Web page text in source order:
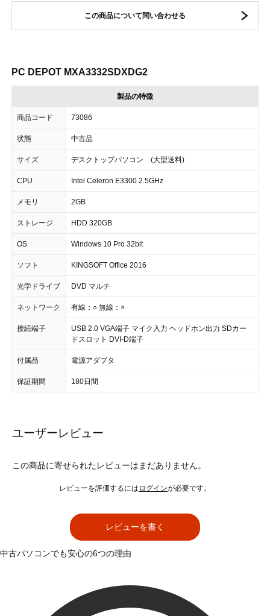
この商品について問い合わせる
PC DEPOT MXA3332SDXDG2
製品の特徴
商品コード 73086
状態 中古品
サイズ デスクトップパソコン (大型送料)
CPU Intel Celeron E3300 2.5GHz
メモリ 2GB
ストレージ HDD 320GB
OS Windows 10 Pro 32bit
ソフト KINGSOFT Office 2016
光学ドライブ DVD マルチ
ネットワーク 有線：○ 無線：×
接続端子
USB 2.0 VGA端子 マイク入力 ヘッドホン出力 SDカー
ドスロット DVI-D端子
付属品 電源アダプタ
保証期間 180日間
ユーザーレビュー
この商品に寄せられたレビューはまだありません。
レビューを評価するには ログインが必要です。
レビューを書く
中古パソコンでも安心の6つの理由